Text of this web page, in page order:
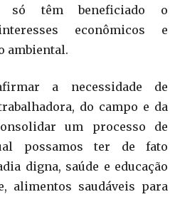
só têm beneficiado o
econômicos e
ambiental.
a necessidade de
do campo e da
um processo de
possamos ter de fato
digna, saúde e educação
alimentos saudáveis para